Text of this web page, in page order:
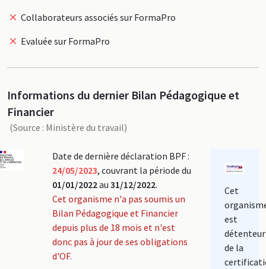
Collaborateurs associés sur FormaPro
Evaluée sur FormaPro
Informations du dernier Bilan Pédagogique et
Financier
(Source : Ministère du travail)
Date de dernière déclaration BPF :
24/05/2023, couvrant la période du
01/01/2022au 31/12/2022.
Cet organisme n'a pas soumis un
Bilan Pédagogique et Financier
depuis plus de 18 mois et n'est
donc pas à jour de ses obligations
d'OF.
Cet
est
détenteur
de la